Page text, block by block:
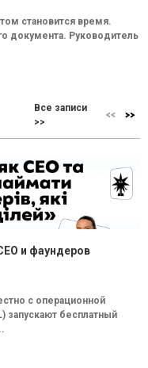
становится время.
документа. Руководитель
Все записи
>>
и фаундеров
с операционной
запускают бесплатный